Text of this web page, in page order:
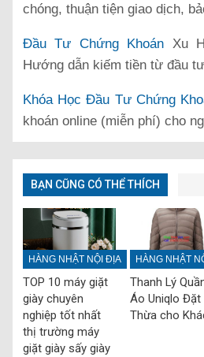
chóng, thuận tiện giao dịch,
Đầu Tư Chứng Khoán Xu
Hướng dẫn kiếm tiền từ đầu
Khóa Học Đầu Tư Chứng
khoán online (miễn phí) cho
BẠN CŨNG CÓ THỂ THÍCH
HÀNG NHẬT NỘI ĐỊA
TOP 10 máy giặt
giày chuyên
nghiệp tốt nhất
thị trường máy
giặt giày sấy giày
HÀNG NHẬT
Thanh Lý
Áo Uniqlo Đặt
Thừa cho